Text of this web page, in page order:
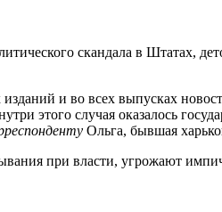
скандала в Штатах,
и во всех выпусках
этого случая оказалось
Ольга, бывшая
при власти, угрожают